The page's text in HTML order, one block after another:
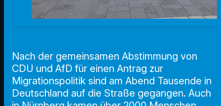
Nach der gemeinsamen Abstimmung von
CDU und AfD für einen Antrag zur
Migrationspolitik sind am Abend Tausende in
Deutschland auf die Straße gegangen. Auch